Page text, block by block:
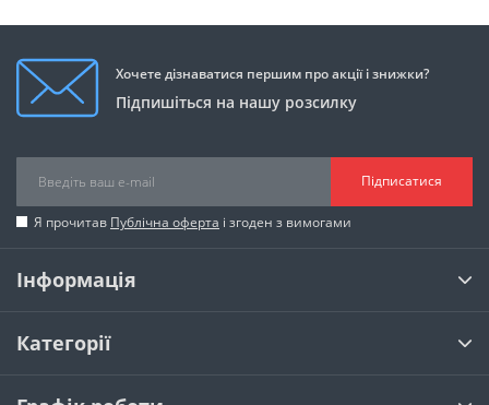
Хочете дізнаватися першим про акції і знижки?
Підпишіться на нашу розсилку
Підписатися
Я прочитав Публічна оферта і згоден з вимогами
Інформація
Категорії